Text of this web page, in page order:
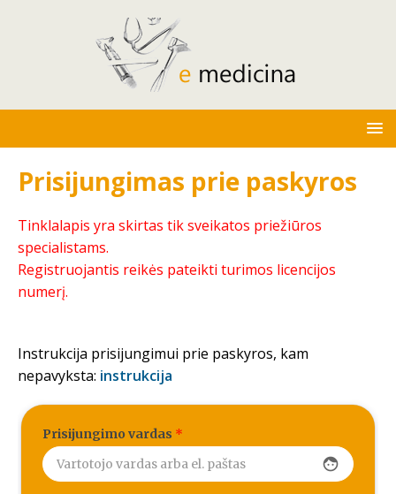
Prisijungimas prie paskyros
Tinklalapis yra skirtas tik sveikatos priežiūros
specialistams.
Registruojantis reikės pateikti turimos licencijos
numerį.
Instrukcija prisijungimui prie paskyros, kam
nepavyksta: instrukcija
Prisijungimo vardas *
face